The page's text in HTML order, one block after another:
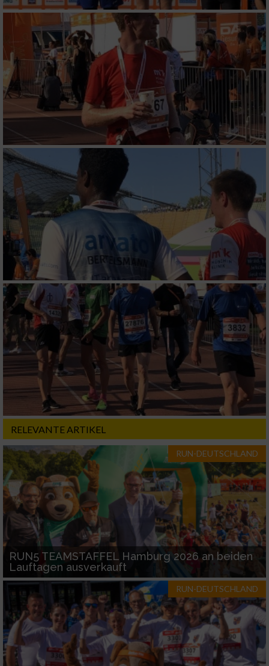
RELEVANTE ARTIKEL
RUN-DEUTSCHLAND
RUN5 TEAMSTAFFEL Hamburg 2026 an beiden
Lauftagen ausverkauft
RUN-DEUTSCHLAND
Geräte anhand von aktiv angeforderten
Informationen identifizieren
Nicht-IAB-Verarbeitungszwecke:
Notwendig
Performance
Funktional